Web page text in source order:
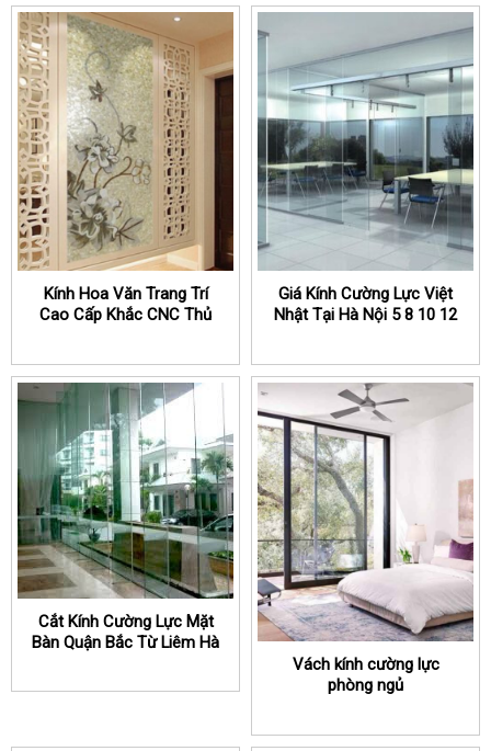
Kính Hoa Văn Trang Trí
Cao Cấp Khắc CNC Thủ
Giá Kính Cường Lực Việt
Nhật Tại Hà Nội 5 8 10 12
Cắt Kính Cường Lực Mặt
Bàn Quận Bắc Từ Liêm Hà
Vách kính cường lực
phòng ngủ